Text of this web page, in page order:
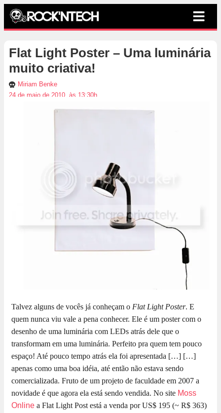
Flat Light Poster – Uma luminária
muito criativa!
Miriam Benke
24 de maio de 2010, às 13:30h
Talvez alguns de vocês já conheçam o Flat Light Poster. E
quem nunca viu vale a pena conhecer. Ele é um poster com o
desenho de uma luminária com LEDs atrás dele que o
transformam em uma luminária. Perfeito pra quem tem pouco
espaço! Até pouco tempo atrás ela foi apresentada […] […]
apenas como uma boa idéia, até então não estava sendo
comercializada. Fruto de um projeto de faculdade em 2007 a
novidade é que agora ela está sendo vendida. No site Moss
Online a Flat Light Post está a venda por US$ 195 (~ R$ 363)